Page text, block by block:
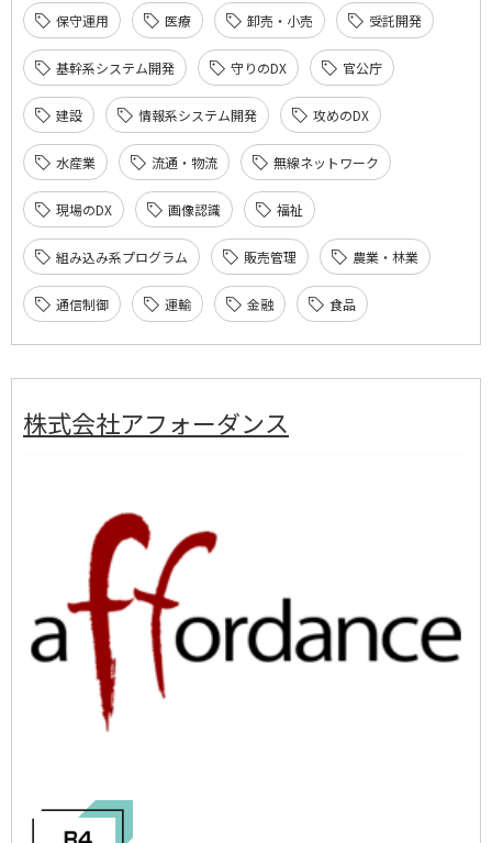
保守運用 医療 卸売・小売 受託開発
基幹系システム開発 守りのDX 官公庁
建設 情報系システム開発 攻めのDX
水産業 流通・物流 無線ネットワーク
現場のDX 画像認識 福祉
組み込み系プログラム 販売管理 農業・林業
通信制御 運輸 金融 食品
株式会社アフォーダンス